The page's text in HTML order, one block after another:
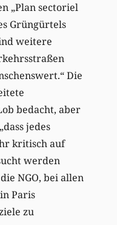
„Plan sectoriel
Grüngürtels
weitere
Die
bedacht, aber
jedes
kritisch auf
werden
NGO, bei allen
Paris
zu